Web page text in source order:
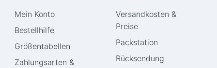
Mein Konto
Bestellhilfe
Größentabellen
Zahlungsarten &
Versandkosten &
Preise
Packstation
Rücksendung